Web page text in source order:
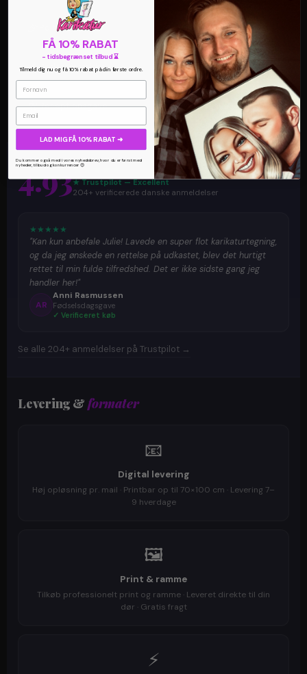
Polterabend ❤️ Valentinsgave
👴Bedsteforældre 🏆Jubilæumsgave
🥂Receptionsgave 👶Barselsgave
4.93★★
★ Trustpilot — Excellent
204+ verificerede danske anmeldelser
★ ★ ★ ★ ★
"Kan kun anbefale Julie! Lavede en super flot karikaturtegning,
og da jeg ønskede en rettelse på udkastet, blev det hurtigt
rettet til min fulde tilfredshed. Det er ikke sidste gang jeg
handler her!"
AR
Anni Rasmussen
Fødselsdagsgave
✓ Verificeret køb
Se alle 204+ anmeldelser på Trustpilot →
Levering &formater
📧
Digital levering
Høj opløsning pr. mail · Printbar op til 70×100 cm · Levering 7–
9 hverdage
🖼️
Print & ramme
Tilkøb professionelt print og ramme · Leveret direkte til din
dør · Gratis fragt
⚡
FÅ 10% RABAT
- tidsbegrænset tilbud ⌛
Tilmeld dig nu og få 10% rabat på din første ordre.
LAD MIG FÅ 10% RABAT ➜
Du kommer også med i vores nyhedsbrev, hvor du er først med
nyheder, tilbud og konkurrencer 😍